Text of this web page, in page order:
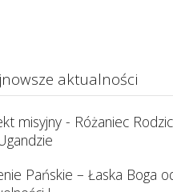
aktualności
misyjny - Różaniec
Pańskie – Łaska Boga